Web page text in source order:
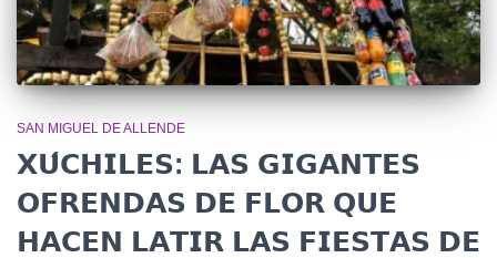
SAN MIGUEL DE ALLENDE
𝗫𝗨́𝗖𝗛𝗜𝗟𝗘𝗦: 𝗟𝗔𝗦 𝗚𝗜𝗚𝗔𝗡𝗧𝗘𝗦
𝗢𝗙𝗥𝗘𝗡𝗗𝗔𝗦 𝗗𝗘 𝗙𝗟𝗢𝗥 𝗤𝗨𝗘
𝗛𝗔𝗖𝗘𝗡 𝗟𝗔𝗧𝗜𝗥 𝗟𝗔𝗦 𝗙𝗜𝗘𝗦𝗧𝗔𝗦 𝗗𝗘